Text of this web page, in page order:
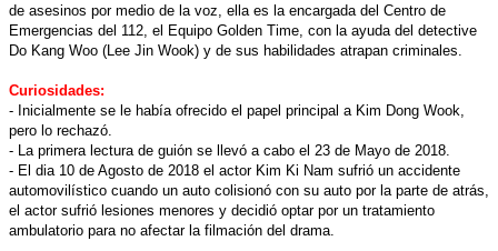
de asesinos por medio de la voz, ella es la encargada del Centro de
Emergencias del 112, el Equipo Golden Time, con la ayuda del detective
Do Kang Woo (Lee Jin Wook) y de sus habilidades atrapan criminales.
Curiosidades:
- Inicialmente se le había ofrecido el papel principal a Kim Dong Wook,
pero lo rechazó.
- La primera lectura de guión se llevó a cabo el 23 de Mayo de 2018.
- El dia 10 de Agosto de 2018 el actor Kim Ki Nam sufrió un accidente
automovilístico cuando un auto colisionó con su auto por la parte de atrás,
el actor sufrió lesiones menores y decidió optar por un tratamiento
ambulatorio para no afectar la filmación del drama.